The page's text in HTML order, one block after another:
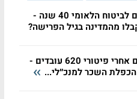
שילמתם לביטוח הלאומי 40 שנה -
מהמדינה בגיל הפרישה?
שבועיים אחרי פיטורי 620 עובדים -
השכר למנכ״לי...